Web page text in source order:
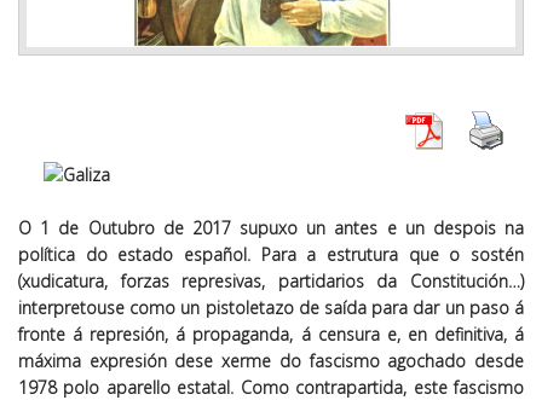
O 1 de Outubro de 2017 supuxo un antes e un despois na
política do estado español. Para a estrutura que o sostén
(xudicatura, forzas represivas, partidarios da Constitución…)
interpretouse como un pistoletazo de saída para dar un paso á
fronte á represión, á propaganda, á censura e, en definitiva, á
máxima expresión dese xerme do fascismo agochado desde
1978 polo aparello estatal. Como contrapartida, este fascismo